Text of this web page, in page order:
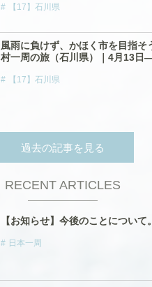
【17】石川県
風雨に負けず、かほく市を目指そ
村一周の旅（石川県）｜4月13日
【17】石川県
過去の記事を見る
RECENT ARTICLES
【お知らせ】今後のことについて。
日本一周